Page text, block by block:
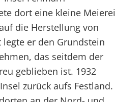
dort eine kleine Meierei
die Herstellung von
er den Grundstein
das seitdem der
geblieben ist. 1932
zurück aufs Festland.